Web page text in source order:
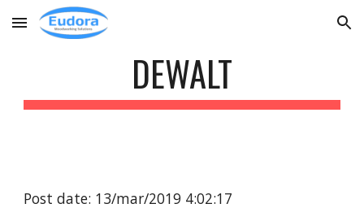
Skip to main content Skip to navigation
DEWALT
Post date: 13/mar/2019 4:02:17